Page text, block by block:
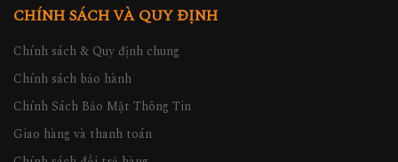
CHÍNH SÁCH VÀ QUY ĐỊNH
Chính sách & Quy định chung
Chính sách bảo hành
Chính Sách Bảo Mật Thông Tin
Giao hàng và thanh toán